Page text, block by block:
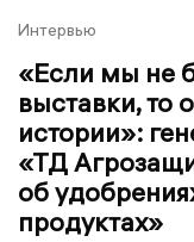
Интервью
«Если мы не
выставки, то
истории»:
«ТД
об
продуктах»